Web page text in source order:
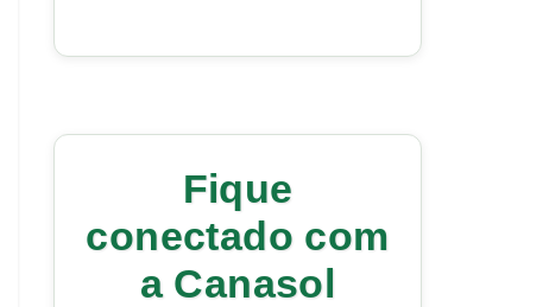
Fique
conectado com
a Canasol